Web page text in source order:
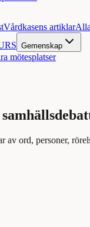
Vårdkasens artiklar
Gemenskap
mötesplatser
av ord, personer,